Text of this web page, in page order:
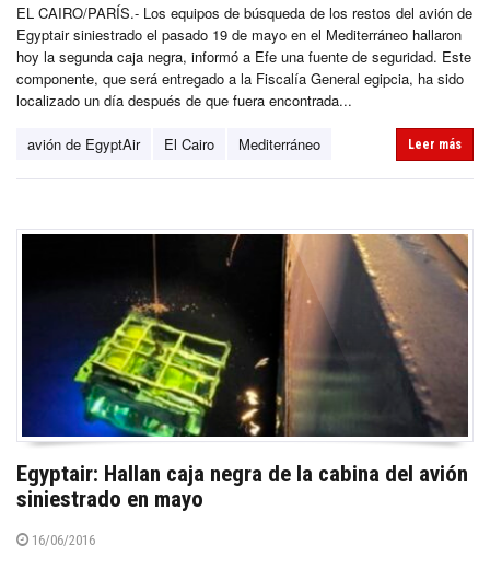
EL CAIRO/PARÍS.- Los equipos de búsqueda de los restos del avión de
Egyptair siniestrado el pasado 19 de mayo en el Mediterráneo hallaron
hoy la segunda caja negra, informó a Efe una fuente de seguridad. Este
componente, que será entregado a la Fiscalía General egipcia, ha sido
localizado un día después de que fuera encontrada...
avión de EgyptAir El Cairo Mediterráneo Leer más
Egyptair: Hallan caja negra de la cabina del avión
siniestrado en mayo
16/06/2016